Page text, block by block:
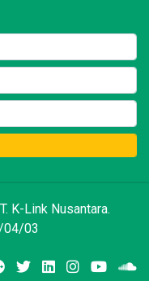
K-Link Nusantara.
04/03